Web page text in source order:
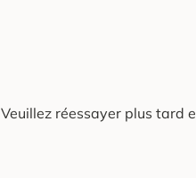
Veuillez réessayer plus tard